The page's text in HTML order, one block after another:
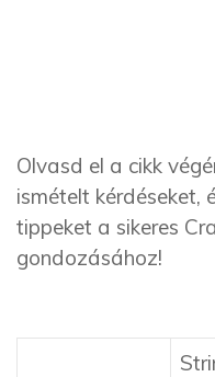
Olvasd el a cikk
ismételt kérdéseket,
tippeket a sikeres
gondozásához!